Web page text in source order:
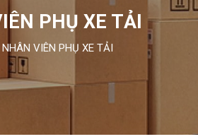
PHỤ XE TẢI
VIÊN PHỤ XE TẢI